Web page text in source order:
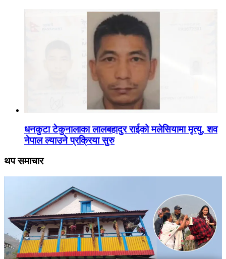
धनकुटा टेकुनालाका लालबहादुर राईको मलेसियामा मृत्यु, शव
नेपाल ल्याउने प्रक्रिया सुरु
थप समाचार